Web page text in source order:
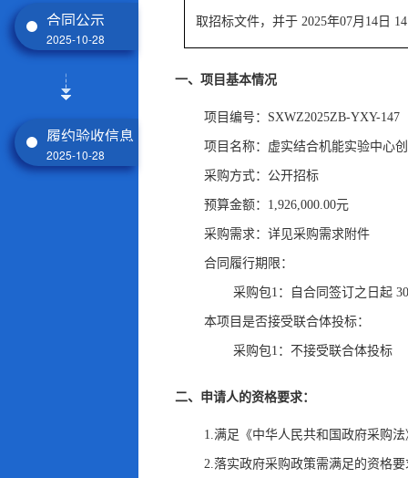
合同公示
2025-10-28
履约验收信息
2025-10-28
取招标文件， 并于2025年07月14日
一、项目基本情况
项目编号：SXWZ2025ZB-YXY-147
项目名称：虚实结合机能实验中心
采购方式：公开招标
预算金额：1,926,000.00元
采购需求：详见采购需求附件
合同履行期限：
采购包1：自合同签订之日起
本项目是否接受联合体投标：
采购包1：不接受联合体投标
二、申请人的资格要求：
1.满足《中华人民共和国政府采购
2.落实政府采购政策需满足的资格要